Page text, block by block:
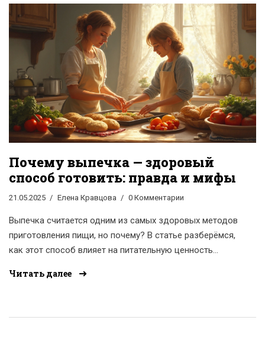
Почему выпечка — здоровый
способ готовить: правда и мифы
21.05.2025 Елена Кравцова 0 Комментарии
Выпечка считается одним из самых здоровых методов
приготовления пищи, но почему? В статье разберёмся,
как этот способ влияет на питательную ценность
сэкономить время. Поговорим о простых советах для
Читать далее